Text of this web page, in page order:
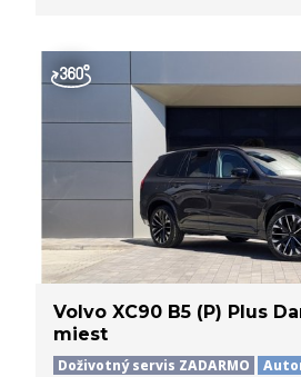
Volvo XC90 B5 (P) Plus
miest
Doživotný servis ZADARMO